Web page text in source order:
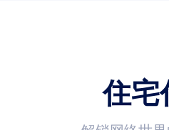
住宅